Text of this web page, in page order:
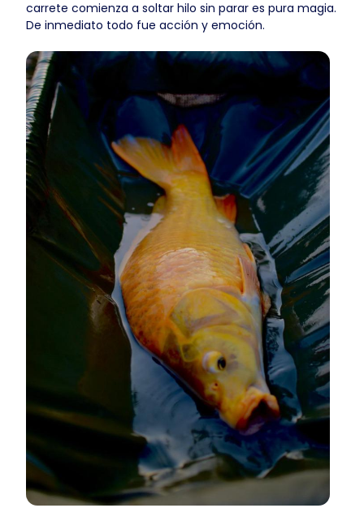
carrete comienza a soltar hilo sin parar es pura magia.
De inmediato todo fue acción y emoción.